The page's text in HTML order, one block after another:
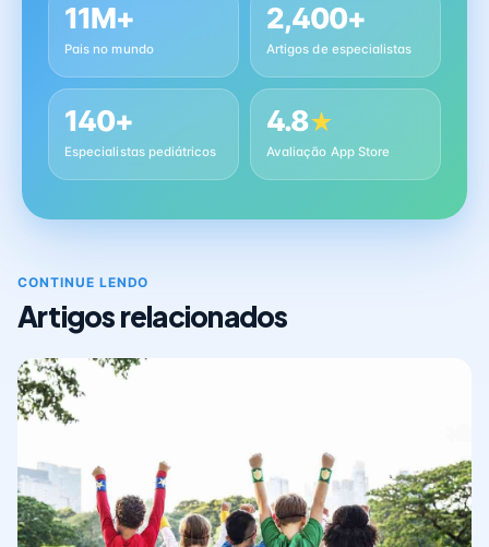
11M+
Pais no mundo
2,400+
Artigos de especialistas
140+
Especialistas pediátricos
4.8★
Avaliação App Store
CONTINUE LENDO
Artigos relacionados